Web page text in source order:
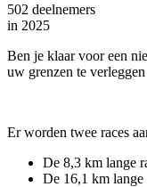
502 deelnemers
in 2025
Ben je klaar voor een
uw grenzen te
Er worden twee races
De 8,3 km lange
De 16,1 km lange